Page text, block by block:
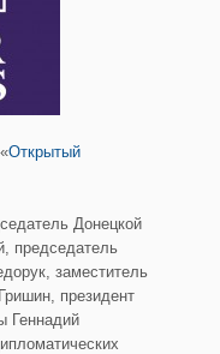
Открытый
Донецкой
председатель
заместитель
президент
Геннадий